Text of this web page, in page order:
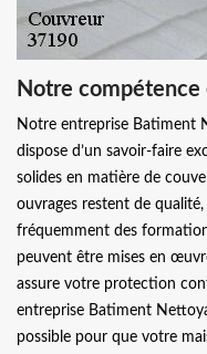
Notre
Notre entreprise Batiment
dispose d’un savoir-faire
solides en matière de
ouvrages restent de
fréquemment des
peuvent être mises en
assure votre protection
entreprise Batiment
possible pour que votre